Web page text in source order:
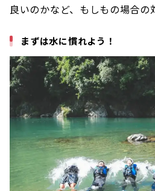
良いのかなど、もしもの場合の
まずは水に慣れよう！